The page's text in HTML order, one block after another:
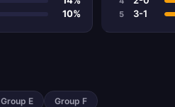
10% 5 3-1
Group E Group F